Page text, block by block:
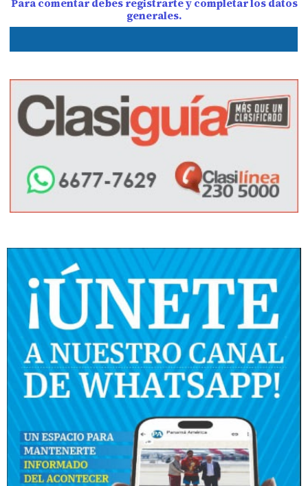
Para comentar debes registrarte y completar los datos
generales.